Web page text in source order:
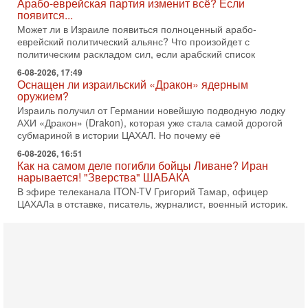
оружием?
Израиль получил от Германии новейшую подводную лодку
АХИ «Дракон» (Drakon), которая уже стала самой дорогой
субмариной в истории ЦАХАЛ. Но почему её
6-08-2026, 16:51
Как на самом деле погибли бойцы Ливане? Иран
нарывается! "Зверства" ШАБАКА
В эфире телеканала ITON-TV Григорий Тамар, офицер
ЦАХАЛа в отставке, писатель, журналист, военный историк.
Ведет программу Александр Гур-Арье.
6-08-2026, 08:20
«Дракон» усилил ВМС Израиля - НОВОСТИ
06/08/2026
Германия передала Израилю новейшую подводную лодку
АХИ «Дракон», которую называют самой мощной
субмариной на Ближнем Востоке. Передача прошла на